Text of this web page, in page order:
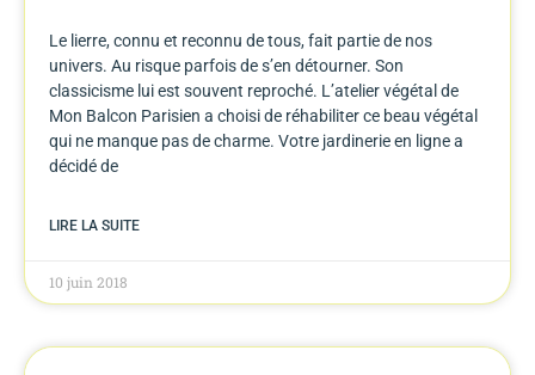
Le lierre, connu et reconnu de tous, fait partie de nos
univers. Au risque parfois de s’en détourner. Son
classicisme lui est souvent reproché. L’atelier végétal de
Mon Balcon Parisien a choisi de réhabiliter ce beau végétal
qui ne manque pas de charme. Votre jardinerie en ligne a
décidé de
LIRE LA SUITE
10 juin 2018